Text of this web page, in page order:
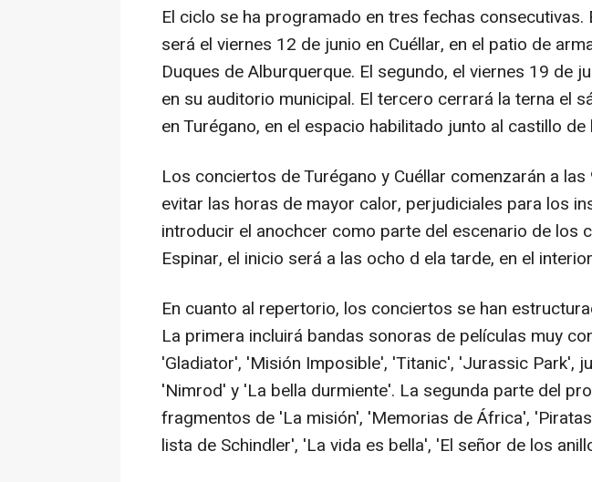
El ciclo se ha programado en tres fechas consecutivas.
será el viernes 12 de junio en Cuéllar, en el patio de
Duques de Alburquerque. El segundo, el viernes 19 de
en su auditorio municipal. El tercero cerrará la terna el
en Turégano, en el espacio habilitado junto al castillo de
Los conciertos de Turégano y Cuéllar comenzarán a
evitar las horas de mayor calor, perjudiciales para los
introducir el anochcer como parte del escenario de los
Espinar, el inicio será a las ocho d ela tarde, en el
En cuanto al repertorio, los conciertos se han
La primera incluirá bandas sonoras de películas muy
'Gladiator', 'Misión Imposible', 'Titanic', 'Jurassic Park',
'Nimrod' y 'La bella durmiente'. La segunda parte del
fragmentos de 'La misión', 'Memorias de África',
lista de Schindler', 'La vida es bella', 'El señor de los